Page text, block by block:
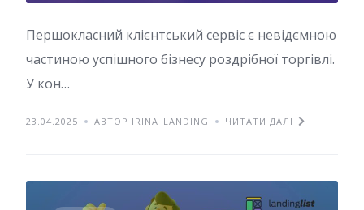
Першокласний клієнтський сервіс є невідємною
частиною успішного бізнесу роздрібної торгівлі.
У кон…
23.04.2025 АВТОР IRINA_LANDING ЧИТАТИ ДАЛІ